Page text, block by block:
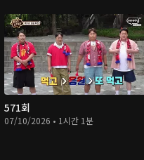
571회
07/10/2026 • 1시간 1분